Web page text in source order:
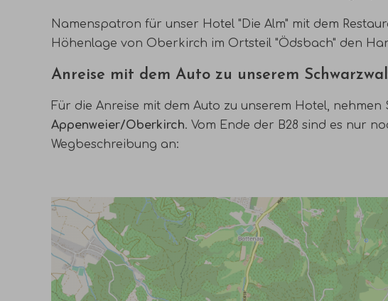
Namenspatron für unser Hotel "Die Alm" mit dem
Höhenlage von Oberkirch im Ortsteil "Ödsbach" den
Anreise mit dem Auto zu unserem
Für die Anreise mit dem Auto zu unserem Hotel, nehmen
Appenweier/Oberkirch. Vom Ende der B28 sind es nur
Wegbeschreibung an: